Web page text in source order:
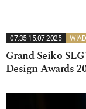
07:35 15.07.2025
Grand Seiko
Design Awards